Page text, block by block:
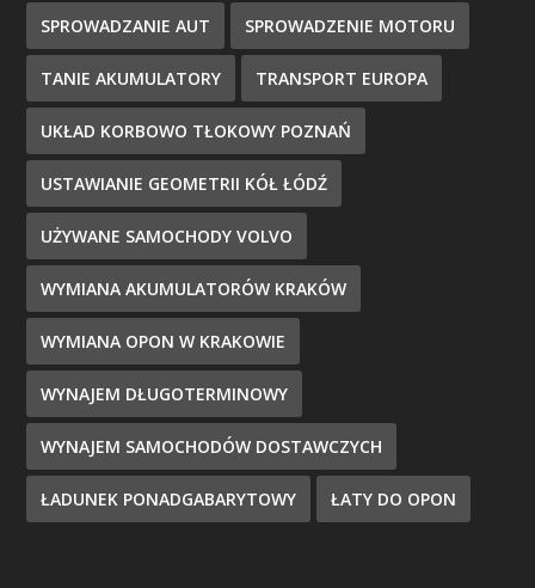
SPROWADZANIE AUT SPROWADZENIE MOTORU
TANIE AKUMULATORY TRANSPORT EUROPA
UKŁAD KORBOWO TŁOKOWY POZNAŃ
USTAWIANIE GEOMETRII KÓŁ ŁÓDŹ
UŻYWANE SAMOCHODY VOLVO
WYMIANA AKUMULATORÓW KRAKÓW
WYMIANA OPON W KRAKOWIE
WYNAJEM DŁUGOTERMINOWY
WYNAJEM SAMOCHODÓW DOSTAWCZYCH
ŁADUNEK PONADGABARYTOWY ŁATY DO OPON